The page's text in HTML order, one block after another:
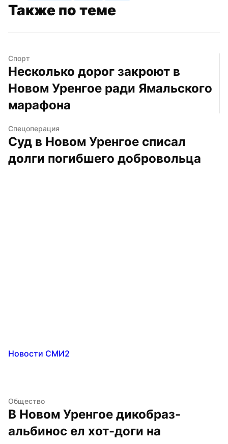
Также по теме
Спорт
Несколько дорог закроют в
Новом Уренгое ради Ямальского
марафона
Спецоперация
Суд в Новом Уренгое списал
долги погибшего добровольца
Новости СМИ2
Общество
В Новом Уренгое дикобраз-
альбинос ел хот-доги на